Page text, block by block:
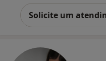
Solicite um